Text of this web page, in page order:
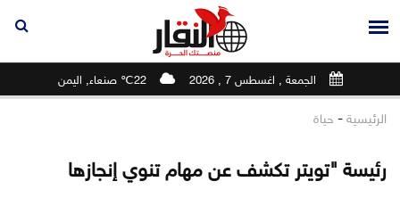
الجمعة , اغسطس 7 , 2026 22℃ صنعاء, اليمن
الرئيسية - حياة
رئيسة "تويتر تكشف عن مهام تنوي إنجازها